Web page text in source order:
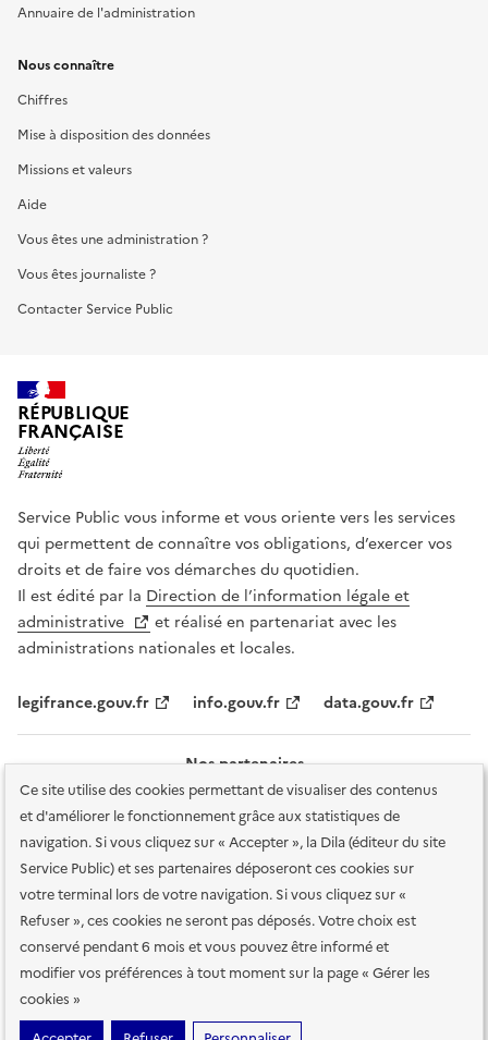
Ce site utilise des cookies permettant de visualiser des contenus
et d'améliorer le fonctionnement grâce aux statistiques de
navigation. Si vous cliquez sur « Accepter », la Dila (éditeur du site
Service Public) et ses partenaires déposeront ces cookies sur
votre terminal lors de votre navigation. Si vous cliquez sur «
Refuser », ces cookies ne seront pas déposés. Votre choix est
conservé pendant 6 mois et vous pouvez être informé et
modifier vos préférences à tout moment sur la page « Gérer les
cookies »
Annuaire de l'administration
Nous connaître
Chiffres
Mise à disposition des données
Missions et valeurs
Aide
Vous êtes une administration ?
Vous êtes journaliste ?
Contacter Service Public
RÉPUBLIQUE
FRANÇAISE
Service Public vous informe et vous oriente vers les services
qui permettent de connaître vos obligations, d’exercer vos
droits et de faire vos démarches du quotidien.
Il est édité par la Direction de l’information légale et
administrative
et réalisé en partenariat avec les
administrations nationales et locales.
legifrance.gouv.fr info.gouv.fr data.gouv.fr
Nos partenaires
Plan du site Accessibilité : totalement conforme
Accessibilité des
services en ligne Mentions légales Données personnelles et sécurité
Conditions générales d'utilisation Gestion des cookies
Sauf mention contraire, tous les contenus de ce site sont sous